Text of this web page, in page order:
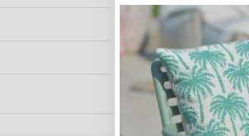
H.O.C.K. Fino
Bouclé 60x60cm
ab
Zum